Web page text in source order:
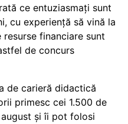
ce entuziasmați sunt
cu experiență să vină la
financiare sunt
de concurs
de carieră didactică
primesc cei 1.500 de
august și îi pot folosi